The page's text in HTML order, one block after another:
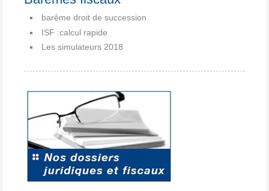
barême droit de succession
ISF :calcul rapide
Les simulateurs 2018